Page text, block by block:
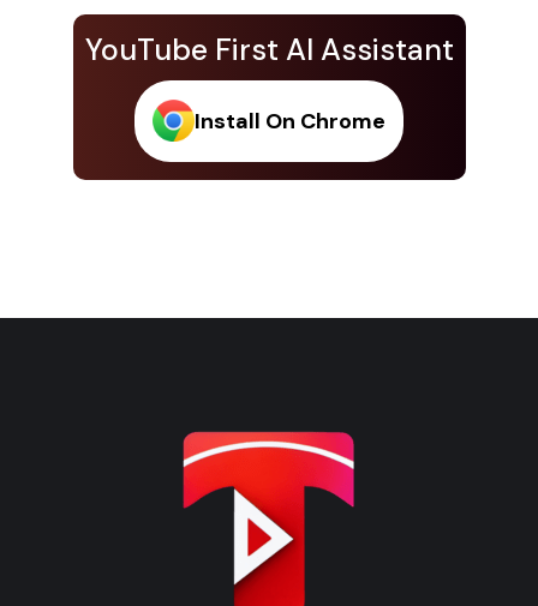
YouTube First AI Assistant
Install On Chrome